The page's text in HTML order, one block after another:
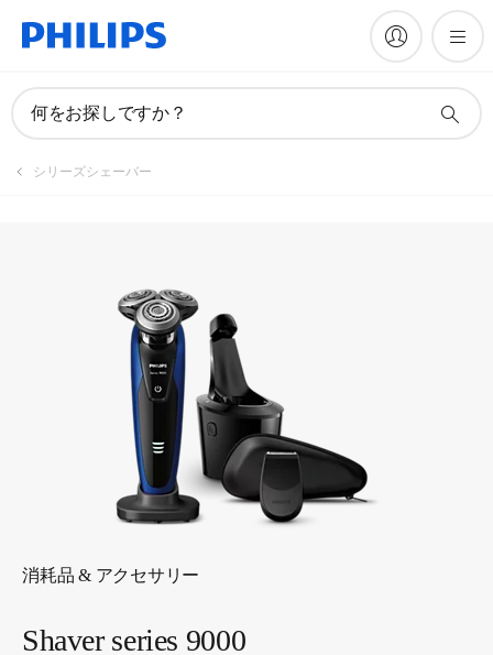
何をお探しですか？
シリーズシェーバー
消耗品 & アクセサリー
Shaver series 9000